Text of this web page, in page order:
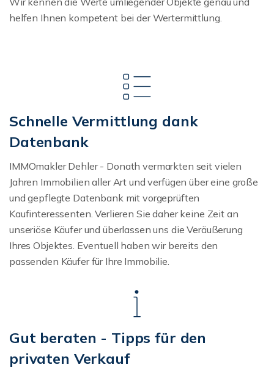
helfen Ihnen kompetent bei der Wertermittlung.
Schnelle Vermittlung dank
Datenbank
IMMOmakler Dehler - Donath vermarkten seit vielen
Jahren Immobilien aller Art und verfügen über eine große
und gepflegte Datenbank mit vorgeprüften
Kaufinteressenten. Verlieren Sie daher keine Zeit an
unseriöse Käufer und überlassen uns die Veräußerung
Ihres Objektes. Eventuell haben wir bereits den
passenden Käufer für Ihre Immobilie.
Gut beraten - Tipps für den
privaten Verkauf